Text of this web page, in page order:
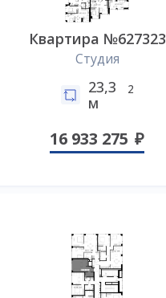
Квартира №627323
Студия
23,3
м
2
16 933 275